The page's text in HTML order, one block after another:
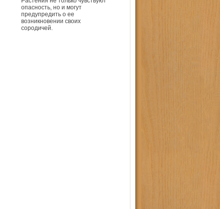
опасность, но и могут
предупредить о ее
возникновении своих
сородичей.